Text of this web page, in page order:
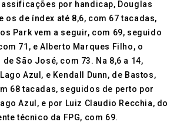
por handicap, Douglas
os de índex até 8,6, com 67 tacadas,
Park vem a seguir, com 69, seguido
71, e Alberto Marques Filho, o
São José, com 73. Na 8,6 a 14,
Azul, e Kendall Dunn, de Bastos,
68 tacadas, seguidos de perto por
Azul, e por Luiz Claudio Recchia, do
técnico da FPG, com 69.